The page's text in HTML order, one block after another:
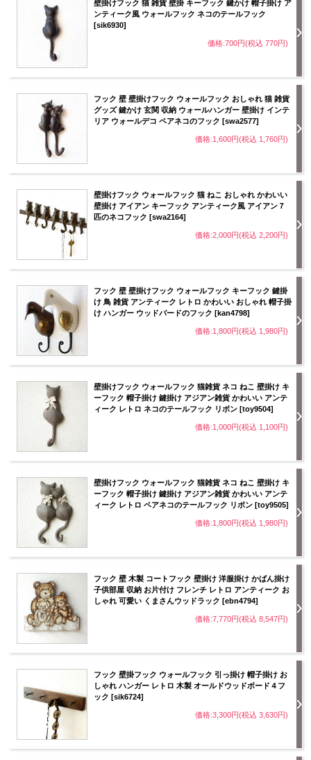
壁掛けフック 猫 雑貨 壁掛 キーフック 鍵かけ 帽子掛け ア
ンティーク風 ウォールフック ネコのテールフック
[sik6930]
価格:700円(税込 770円)
フック 壁 壁掛けフック ウォールフック おしゃれ 猫 雑貨
グッズ 鍵かけ 玄関 収納 ウォールハンガー 壁掛け インテ
リア ウォールデコ ペアネコのフック [swa2577]
価格:1,600円(税込 1,760円)
壁掛けフック ウォールフック 猫 ねこ おしゃれ かわいい
壁掛け アイアン キーフック アンティーク風 アイアン７
匹のネコフック [swa2164]
価格:2,000円(税込 2,200円)
フック 壁 壁掛けフック ウォールフック キーフック 鍵掛
け 鳥 雑貨 アンティーク レトロ かわいい おしゃれ 帽子掛
け ハンガー ウッドバードのフック [kan4798]
価格:1,800円(税込 1,980円)
壁掛けフック ウォールフック 猫雑貨 ネコ ねこ 壁掛け キ
ーフック 帽子掛け 鍵掛け アジアン雑貨 かわいい アンテ
ィーク レトロ ネコのテールフック リボン [toy9504]
価格:1,000円(税込 1,100円)
壁掛けフック ウォールフック 猫雑貨 ネコ ねこ 壁掛け キ
ーフック 帽子掛け 鍵掛け アジアン雑貨 かわいい アンテ
ィーク レトロ ペアネコのテールフック リボン [toy9505]
価格:1,800円(税込 1,980円)
フック 壁 木製 コートフック 壁掛け 洋服掛け かばん掛け
子供部屋 収納 お片付け フレンチ レトロ アンティーク お
しゃれ 可愛い くまさんウッドラック [ebn4794]
価格:7,770円(税込 8,547円)
フック 壁掛フック ウォールフック 引っ掛け 帽子掛け お
しゃれ ハンガー レトロ 木製 オールドウッドボード４フ
ック [sik6724]
価格:3,300円(税込 3,630円)